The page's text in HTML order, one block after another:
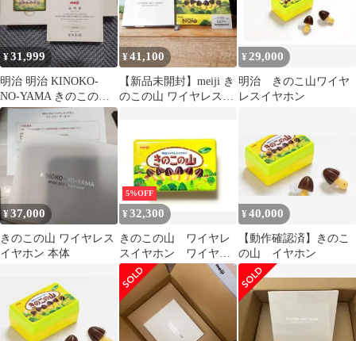
¥31,999
明治 明治 KINOKO-
NO-YAMA きのこの山
ワイヤレスイヤホン
¥41,100
【新品未開封】meiji き
のこの山 ワイヤレスイ
¥29,000
明治 きのこ山ワイヤ
レスイヤホン
¥37,000
きのこの山 ワイヤレス
イヤホン 本体
5%OFF
¥32,300
きのこの山 ワイヤレ
スイヤホン ワイヤレ
ス イヤホン
¥40,000
【動作確認済】きのこ
の山 イヤホン